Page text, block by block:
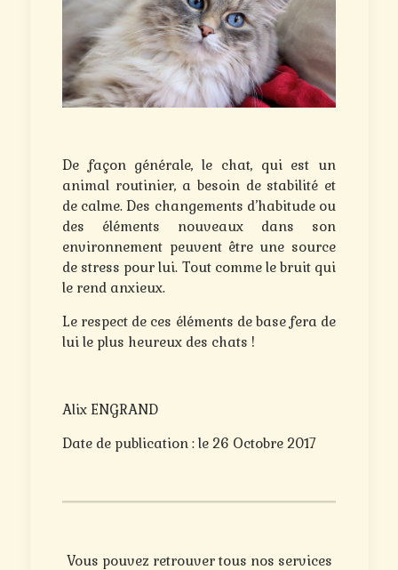
De façon générale, le chat, qui est un
animal routinier, a besoin de stabilité et
de calme. Des changements d’habitude ou
des éléments nouveaux dans son
environnement peuvent être une source
de stress pour lui. Tout comme le bruit qui
le rend anxieux.
Le respect de ces éléments de base fera de
lui le plus heureux des chats !
Alix ENGRAND
Date de publication : le 26 Octobre 2017
Vous pouvez retrouver tous nos services